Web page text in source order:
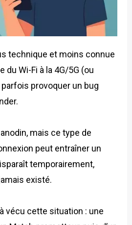
technique et moins connue
du Wi-Fi à la 4G/5G (ou
provoquer un bug
mais ce type de
peut entraîner un
temporairement,
existé.
vécu cette situation : une